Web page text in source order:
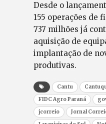
Desde o
155 operações de
737 milhões já
aquisição de
implantação de
produtivas.
Cantu
FIDC Agro Paraná
jcorreio
Jornal